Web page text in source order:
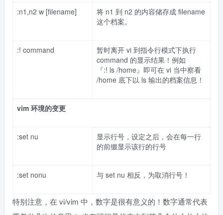
:n1,n2 w [filename]
将 n1 到 n2 的内容储存成 filename
这个档案。
:! command
暂时离开 vi 到指令行模式下执行
command 的显示结果！例如
『:! ls /home』即可在 vi 当中察看
/home 底下以 ls 输出的档案信息！
vim 环境的变更
:set nu
显示行号，设定之后，会在每一行
的前缀显示该行的行号
:set nonu 与 set nu 相反，为取消行号！
特别注意，在 vi/vim 中，数字是很有意义的！数字通常代表